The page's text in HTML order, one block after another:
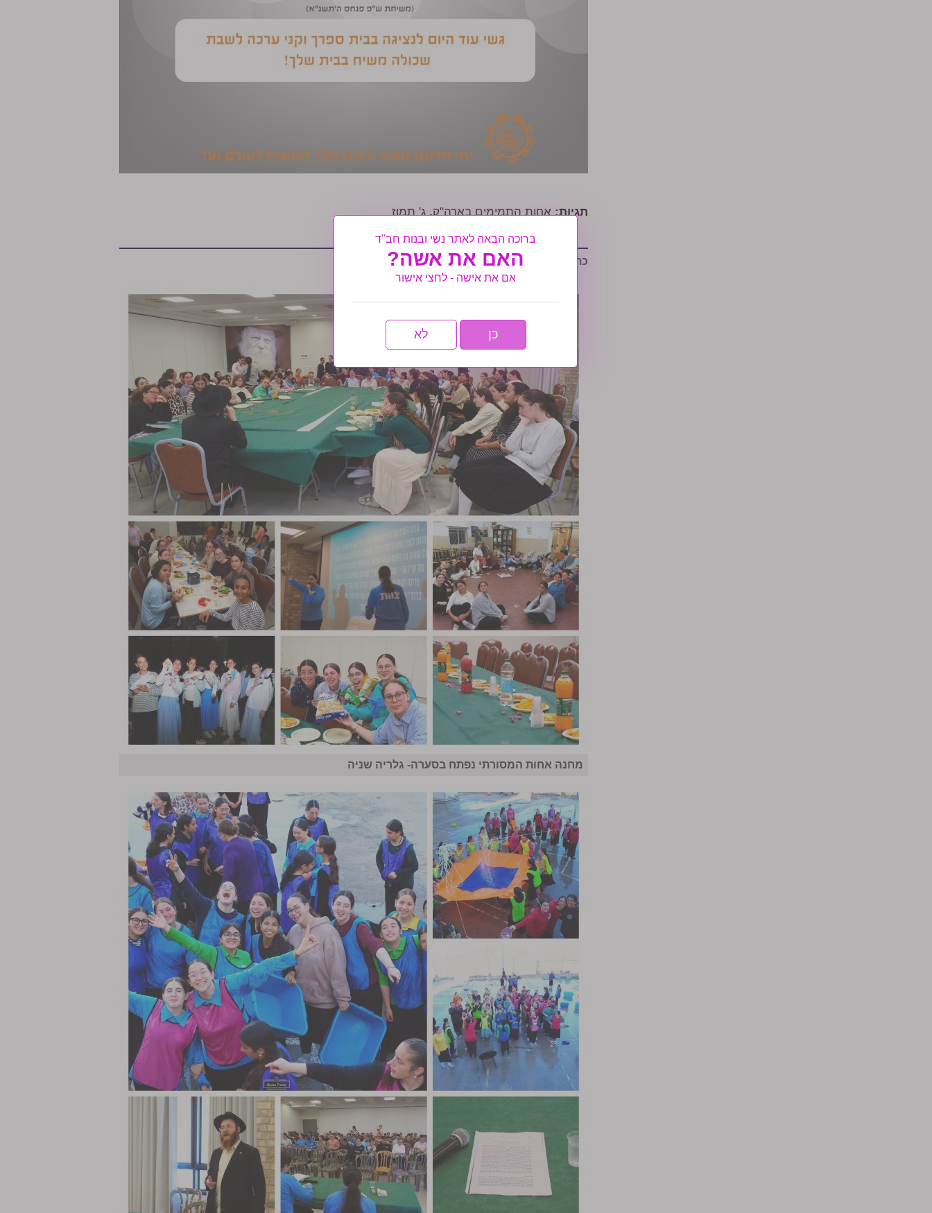
תגיות:אחות התמימים בארה"ק,ג' תמוז
כתבות נוספות שיעניינו אותך:
מחנה אחות המסורתי נפתח בסערה- גלריה שניה
ברוכה הבאה לאתר נשי ובנות חב"ד
האם את אשה?
אם את אישה - לחצי אישור
כן לא